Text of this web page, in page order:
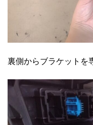
裏側からブラケットを